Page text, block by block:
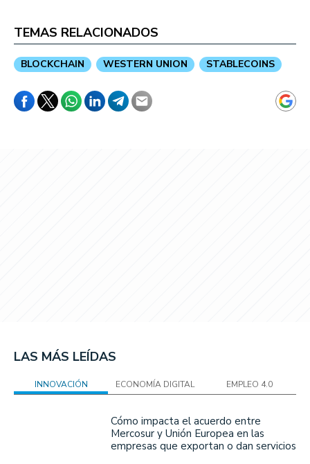
TEMAS RELACIONADOS
BLOCKCHAIN WESTERN UNION STABLECOINS
LAS MÁS LEÍDAS
INNOVACIÓN ECONOMÍA DIGITAL EMPLEO 4.0
Cómo impacta el acuerdo entre
Mercosur y Unión Europea en las
empresas que exportan o dan servicios